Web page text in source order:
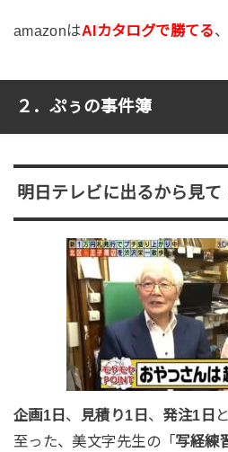
amazonはAIカタログで勝てる
２．ぷぅの事件簿
明日テレビに出るから見て
企画1日 、 見積り1日 、 発注1日
至った、美文字先生の「写経練